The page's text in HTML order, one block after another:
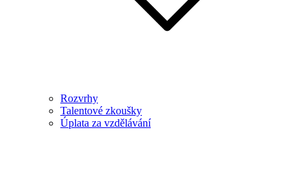
Rozvrhy
Talentové zkoušky
Úplata za vzdělávání